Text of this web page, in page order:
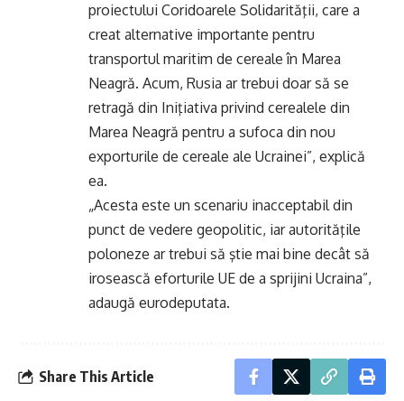
proiectului Coridoarele Solidarităţii, care a
creat alternative importante pentru
transportul maritim de cereale în Marea
Neagră. Acum, Rusia ar trebui doar să se
retragă din Iniţiativa privind cerealele din
Marea Neagră pentru a sufoca din nou
exporturile de cereale ale Ucrainei”, explică
ea.
„Acesta este un scenariu inacceptabil din
punct de vedere geopolitic, iar autorităţile
poloneze ar trebui să ştie mai bine decât să
irosească eforturile UE de a sprijini Ucraina”,
adaugă eurodeputata.
Share This Article